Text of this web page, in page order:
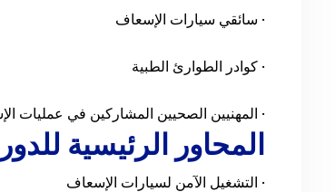
• سائقي سيارات الإسعاف
• كوادر الطوارئ الطبية
• المهنيين الصحيين المشاركين في عمليات
المحاور الرئيسية
• التشغيل الآمن لسيارات الإسعاف